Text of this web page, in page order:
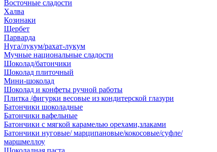
Восточные сладости
Халва
Козинаки
Щербет
Парварда
Нуга/лукум/рахат-лукум
Мучные национальные сладости
Шоколад/батончики
Шоколад плиточный
Мини-шоколад
Шоколад и конфеты ручной работы
Плитка /фигурки весовые из кондитерской глазури
Батончики шоколадные
Батончики вафельные
Батончики с мягкой карамелью орехами,злаками
Батончики нуговые/ марципановые/кокосовые/суфле/
маршмеллоу
Шоколадная паста